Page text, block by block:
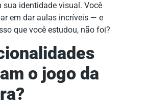
sua identidade visual. Você
em dar aulas incríveis — e
que você estudou, não foi?
o jogo da